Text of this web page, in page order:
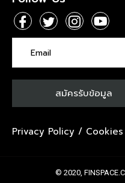
Privacy Policy /
© 2020,